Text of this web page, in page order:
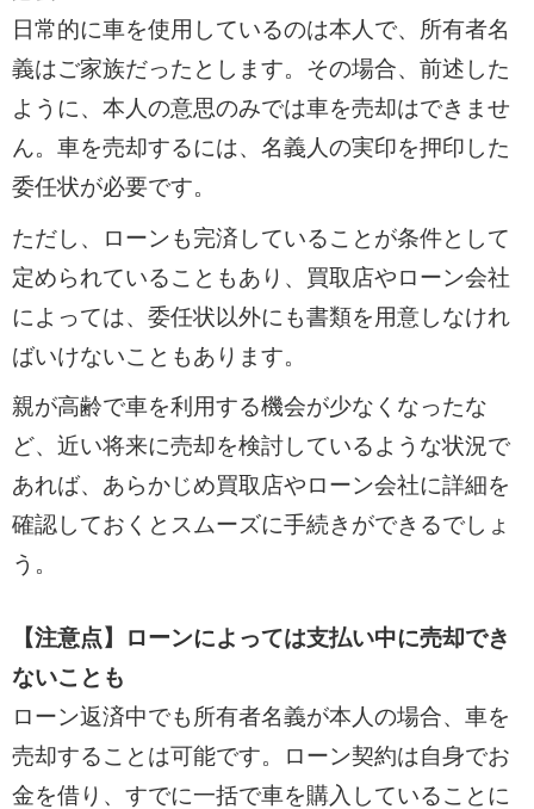
日常的に車を使用しているのは本人で、所有者名
義はご家族だったとします。その場合、前述した
ように、本人の意思のみでは車を売却はできませ
ん。車を売却するには、名義人の実印を押印した
委任状が必要です。
ただし、ローンも完済していることが条件として
定められていることもあり、買取店やローン会社
によっては、委任状以外にも書類を用意しなけれ
ばいけないこともあります。
親が高齢で車を利用する機会が少なくなったな
ど、近い将来に売却を検討しているような状況で
あれば、あらかじめ買取店やローン会社に詳細を
確認しておくとスムーズに手続きができるでしょ
う。
【注意点】ローンによっては支払い中に売却でき
ないことも
ローン返済中でも所有者名義が本人の場合、車を
売却することは可能です。ローン契約は自身でお
金を借り、すでに一括で車を購入していることに